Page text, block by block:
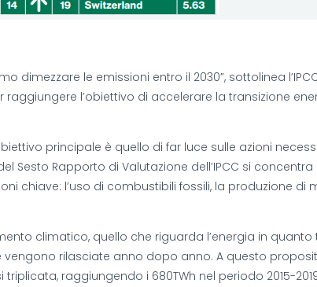
dimezzare le emissioni entro il 2030”, sottolinea
l’obiettivo di accelerare la transizione
principale è quello di far luce sulle azioni
Sesto Rapporto di Valutazione dell’IPCC si
chiave: l’uso di combustibili fossili, la produzione di
climatico, quello che riguarda l’energia in quanto
rilasciate anno dopo anno. A questo
raggiungendo i 680TWh nel periodo 2015-